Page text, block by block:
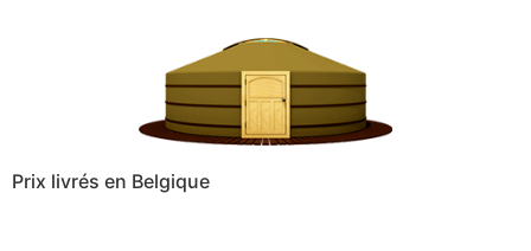
Prix livrés en Belgique